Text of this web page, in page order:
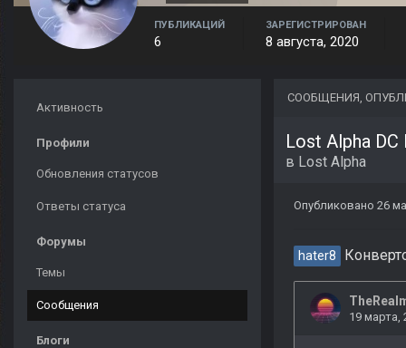
ПУБЛИКАЦИЙ
6
ЗАРЕГИСТРИРОВАН
8 августа, 2020
Активность
Профили
Обновления статусов
Ответы статуса
Форумы
Темы
Сообщения
Блоги
СООБЩЕНИЯ,
Lost Alpha DC
в Lost Alpha
Опубликовано 26
hater8